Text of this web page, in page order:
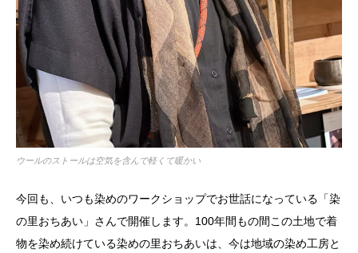
ウールのストールは空気を含んで軽くて暖かい
今回も、いつも染めのワークショップでお世話になっている「染
の里おちあい」さんで開催します。100年間もの間この土地で着
物を染め続けている染めの里おちあいは、今は地域の染め工房と